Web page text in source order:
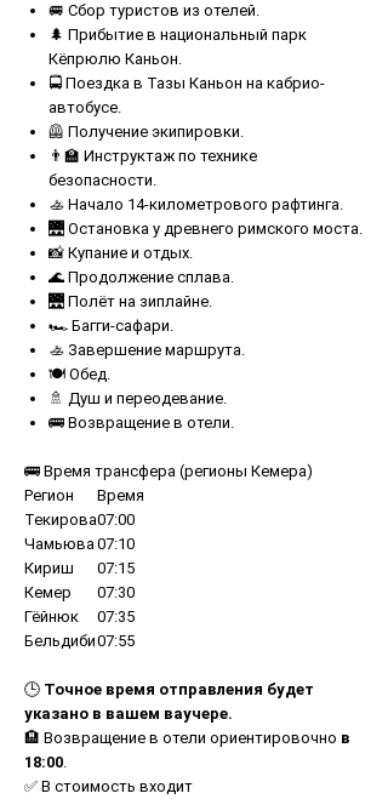
🚐 Сбор туристов из отелей.
🌲 Прибытие в национальный парк
Кёпрюлю Каньон.
🚍 Поездка в Тазы Каньон на кабрио-
автобусе.
🦺 Получение экипировки.
👨‍🏫 Инструктаж по технике
безопасности.
🚣 Начало 14-километрового рафтинга.
🌉 Остановка у древнего римского моста.
📸 Купание и отдых.
🌊 Продолжение сплава.
🌉 Полёт на зиплайне.
🏎 Багги-сафари.
🚣 Завершение маршрута.
🍽 Обед.
🚿 Душ и переодевание.
🚌 Возвращение в отели.
🚌 Время трансфера (регионы Кемера)
Регион
Время
Текирова07:00
Чамьюва07:10
Кириш
07:15
Кемер
07:30
Гёйнюк
07:35
Бельдиби07:55
🕒 Точное время отправления будет
указано в вашем ваучере.
🏨 Возвращение в отели ориентировочно в
18:00.
✅ В стоимость входит